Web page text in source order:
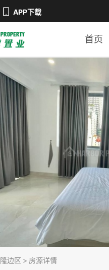
APP下载
首页
隆边区 > 房源详情